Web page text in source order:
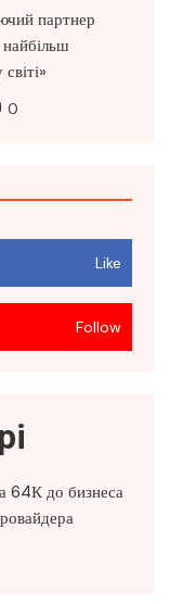
партнер
0
Like
Follow
64К до бизнеса